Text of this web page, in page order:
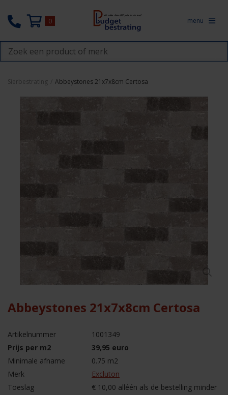
0 menu
Sierbestrating Abbeystones 21x7x8cm Certosa
Abbeystones 21x7x8cm Certosa
Artikelnummer
1001349
Prijs per m2
39,95 euro
Minimale afname
0.75 m2
Merk
Excluton
Toeslag
€ 10,00 alléén als de bestelling minder